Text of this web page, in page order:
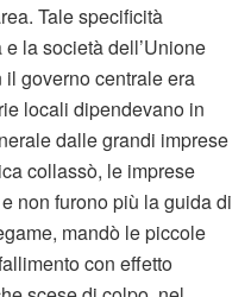
Tale specificità
la società dell’Unione
governo centrale era
locali dipendevano in
dalle grandi imprese
collassò, le imprese
non furono più la guida di
mandò le piccole
con effetto